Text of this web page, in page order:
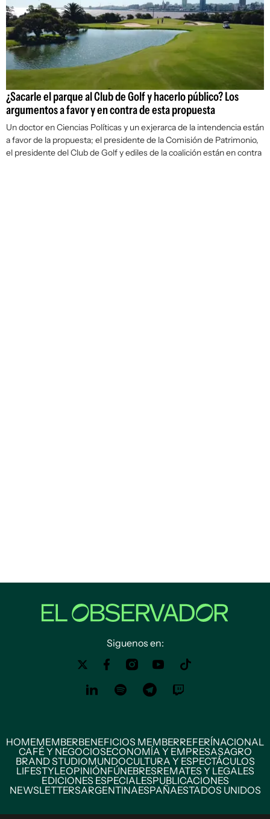
¿Sacarle el parque al Club de Golf y hacerlo público? Los
argumentos a favor y en contra de esta propuesta
Un doctor en Ciencias Políticas y un exjerarca de la intendencia están
a favor de la propuesta; el presidente de la Comisión de Patrimonio,
el presidente del Club de Golf y ediles de la coalición están en contra
Siguenos en:
HOMEMEMBERBENEFICIOS MEMBERREFERÍNACIONAL
CAFÉ Y NEGOCIOSECONOMÍA Y EMPRESASAGRO
BRAND STUDIOMUNDOCULTURA Y ESPECTÁCULOS
LIFESTYLEOPINIÓNFÚNEBRESREMATES Y LEGALES
EDICIONES ESPECIALESPUBLICACIONES
NEWSLETTERSARGENTINAESPAÑAESTADOS UNIDOS